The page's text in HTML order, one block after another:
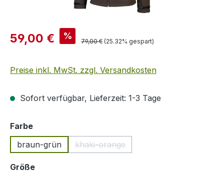
Verkaufspreis:
59,00 € % Regulärer Preis:
79,00 € (25.32% gespart)
Preise inkl. MwSt. zzgl. Versandkosten
Sofort verfügbar, Lieferzeit: 1-3 Tage
Farbeauswählen
braun-grün
khaki-orange
(Diese Option ist zurzeit nicht
Größeauswählen